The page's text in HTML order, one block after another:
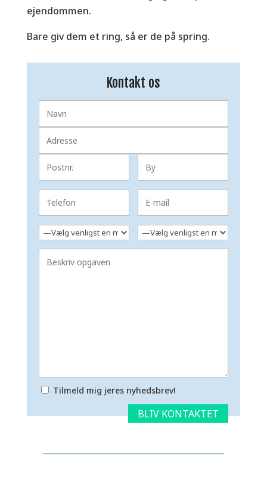
ejendommen.
Bare giv dem et ring, så er de på spring.
Kontakt os
Tilmeld mig jeres nyhedsbrev!